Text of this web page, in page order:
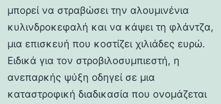
μπορεί να στραβώσει την αλουμινένια
κυλινδροκεφαλή και να κάψει τη φλάντζα,
μια επισκευή που κοστίζει χιλιάδες ευρώ.
Ειδικά για τον στροβιλοσυμπιεστή, η
ανεπαρκής ψύξη οδηγεί σε μια
καταστροφική διαδικασία που ονομάζεται